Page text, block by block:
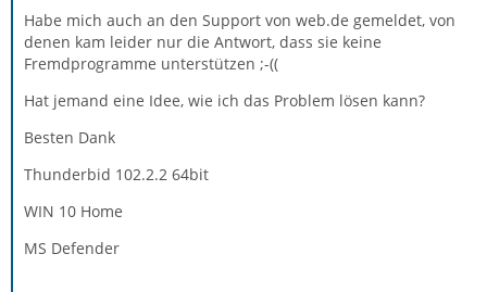
Habe mich auch an den Support von web.de gemeldet, von
denen kam leider nur die Antwort, dass sie keine
Fremdprogramme unterstützen ;-((
Hat jemand eine Idee, wie ich das Problem lösen kann?
Besten Dank
Thunderbid 102.2.2 64bit
WIN 10 Home
MS Defender